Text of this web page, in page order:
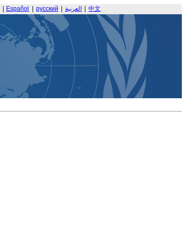
Español русский العربية 中文